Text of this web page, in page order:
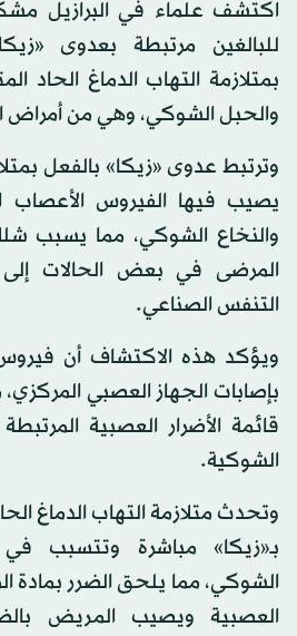
اكتشف علماء في البرازيل
للبالغين مرتبطة بعدوى
بمتلازمة التهاب الدماغ الحاد
والحبل الشوكي، وهي من أمراض
وترتبط عدوى «زيكا» بالفعل
يصيب فيها الفيروس الأعصاب
والنخاع الشوكي، مما يسبب
المرضى في بعض الحالات إلى
التنفس الصناعي.
ويؤكد هذه الاكتشاف أن
بإصابات الجهاز العصبي
قائمة الأضرار العصبية
الشوكية.
وتحدث متلازمة التهاب الدماغ
بـ«زيكا» مباشرة وتتسبب
الشوكي، مما يلحق الضرر بمادة
العصبية ويصيب المريض